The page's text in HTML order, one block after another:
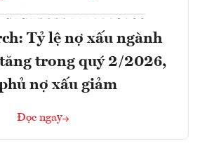
Tỷ lệ nợ xấu ngành
trong quý 2/2026,
nợ xấu giảm
Đọc ngay